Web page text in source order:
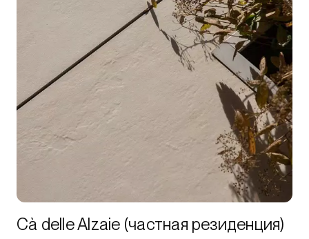
Cà delle Alzaie (частная резиденция)